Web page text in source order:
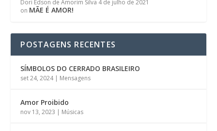
Dori Edson de Amorim Silva 4 de julho de 2021
on MÃE É AMOR!
POSTAGENS RECENTES
SÍMBOLOS DO CERRADO BRASILEIRO
set 24, 2024| Mensagens
Amor Proibido
nov 13, 2023 Músicas